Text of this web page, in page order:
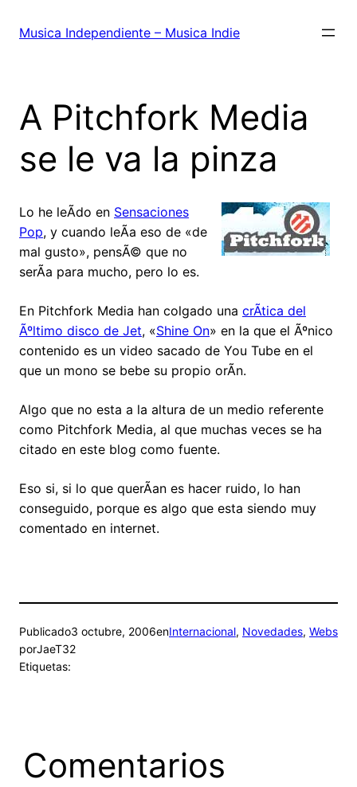
Musica Independiente – Musica Indie
A Pitchfork Media
se le va la pinza
Lo he leÃ­do en Sensaciones
Pop, y cuando leÃ­a eso de «de
mal gusto», pensÃ© que no
serÃ­a para mucho, pero lo es.
En Pitchfork Media han colgado una crÃ­tica del
Ãºltimo disco de Jet, «Shine On» en la que el Ãºnico
contenido es un video sacado de You Tube en el
que un mono se bebe su propio orÃ­n.
Algo que no esta a la altura de un medio referente
como Pitchfork Media, al que muchas veces se ha
citado en este blog como fuente.
Eso si, si lo que querÃ­an es hacer ruido, lo han
conseguido, porque es algo que esta siendo muy
comentado en internet.
Publicado3 octubre, 2006enInternacional, Novedades, Webs
porJaeT32
Etiquetas:
Comentarios